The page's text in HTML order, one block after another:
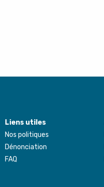
Liens utiles
Nos politiques
Dénonciation
FAQ